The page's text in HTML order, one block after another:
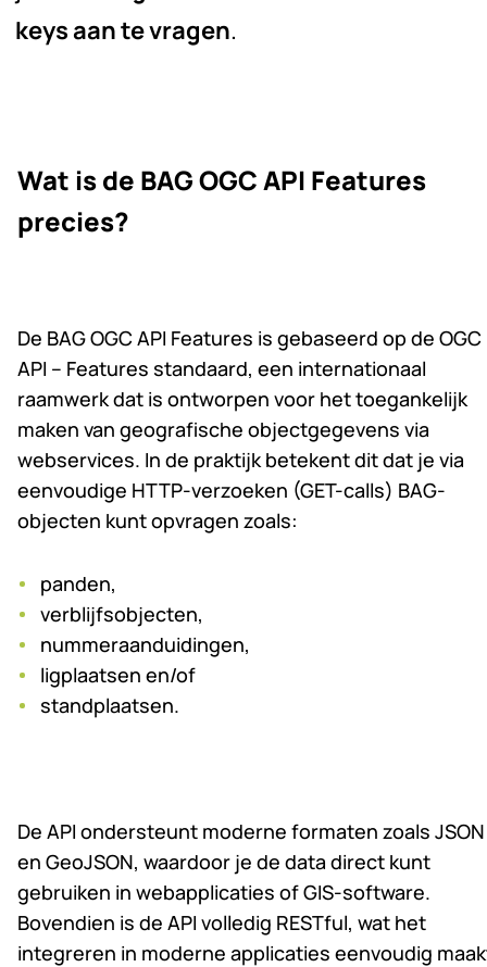
keys aan te vragen.
Wat is de BAG OGC API Features
precies?
De BAG OGC API Features is gebaseerd op de OGC
API – Features standaard, een internationaal
raamwerk dat is ontworpen voor het toegankelijk
maken van geografische objectgegevens via
webservices. In de praktijk betekent dit dat je via
eenvoudige HTTP-verzoeken (GET-calls) BAG-
objecten kunt opvragen zoals:
panden,
verblijfsobjecten,
nummeraanduidingen,
ligplaatsen en/of
standplaatsen.
De API ondersteunt moderne formaten zoals JSON
en GeoJSON, waardoor je de data direct kunt
gebruiken in webapplicaties of GIS-software.
Bovendien is de API volledig RESTful, wat het
integreren in moderne applicaties eenvoudig